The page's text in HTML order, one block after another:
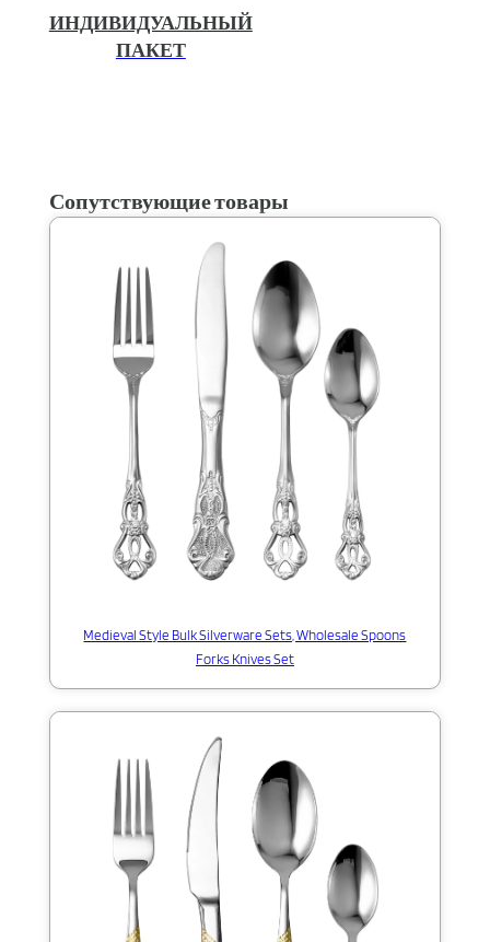
ИНДИВИДУАЛЬНЫЙ
ПАКЕТ
Сопутствующие товары
Medieval Style Bulk Silverware Sets, Wholesale Spoons
Forks Knives Set